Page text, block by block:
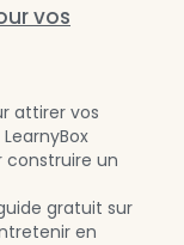
vos
attirer vos
construire un
gratuit sur
en